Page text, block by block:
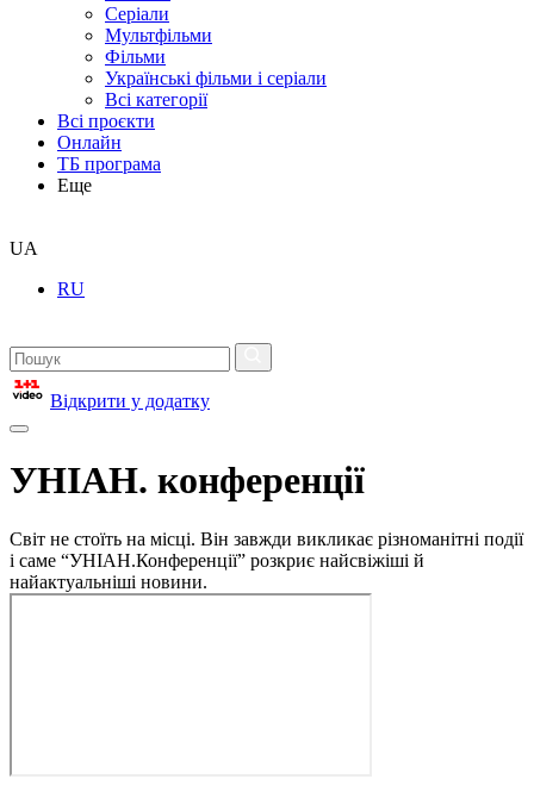
Серіали
Мультфільми
Фільми
Українські фільми і серіали
Всі категорії
Всі проєкти
Онлайн
ТБ програма
Еще
UA
RU
Відкрити у додатку
УНІАН. конференції
Світ не стоїть на місці. Він завжди викликає різноманітні події
і саме “УНІАН.Конференції” розкриє найсвіжіші й
найактуальніші новини.